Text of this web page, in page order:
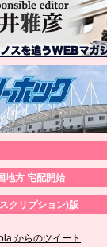
地方 宅配開始
クリプション)版
からのツイート